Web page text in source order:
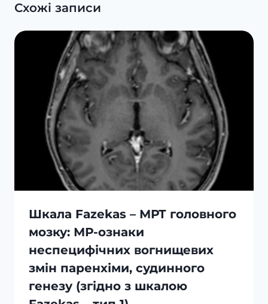
Схожі записи
Шкала Fazekas – МРТ головного
мозку: МР-ознаки
неспецифічних вогнищевих
змін паренхіми, судинного
генезу (згідно з шкалою